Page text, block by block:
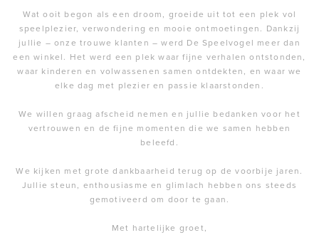
Wat ooit begon als een droom, groeide uit tot een plek vol
speelplezier, verwondering en mooie ontmoetingen. Dankzij
jullie – onze trouwe klanten – werd De Speelvogel meer dan
een winkel. Het werd een plek waar fijne verhalen ontstonden,
waar kinderen en volwassenen samen ontdekten, en waar we
elke dag met plezier en passie klaarstonden.
We willen graag afscheid nemen en jullie bedanken voor het
vertrouwen en de fijne momenten die we samen hebben
beleefd.
We kijken met grote dankbaarheid terug op de voorbije jaren.
Jullie steun, enthousiasme en glimlach hebben ons steeds
gemotiveerd om door te gaan.
Met hartelijke groet,